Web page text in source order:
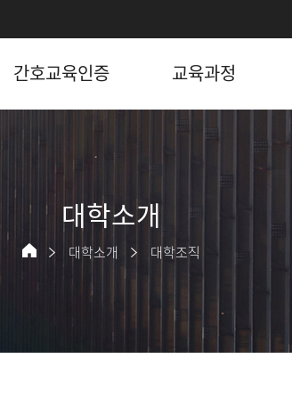
간호교육인증 교육과정
대학소개
대학소개 대학조직